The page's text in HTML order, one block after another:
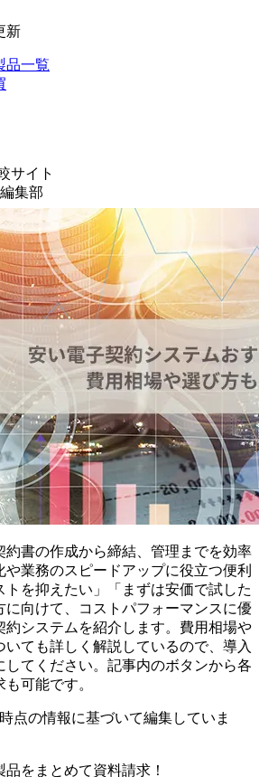
新
品一覧
サイト
集部
約書の作成から締結、管理までを効率
業務のスピードアップに役立つ便利
トを抑えたい」「まずは安価で試した
に向けて、コストパフォーマンスに優
約システムを紹介します。費用相場や
ても詳しく解説しているので、導入
してください。記事内のボタンから各
可能です。
点の情報に基づいて編集していま
をまとめて資料請求！